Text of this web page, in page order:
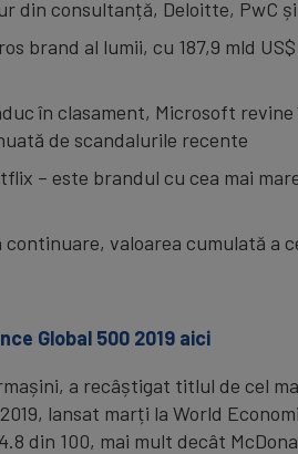
din consultanță, Deloitte, PwC
brand al lumii, cu 187,9 mld
în clasament, Microsoft
de scandalurile recente
– este brandul cu cea mai
valoarea cumulată a
Global 500 2019 aici
a recâștigat titlul de cel
lansat marți la World
din 100, mai mult decât